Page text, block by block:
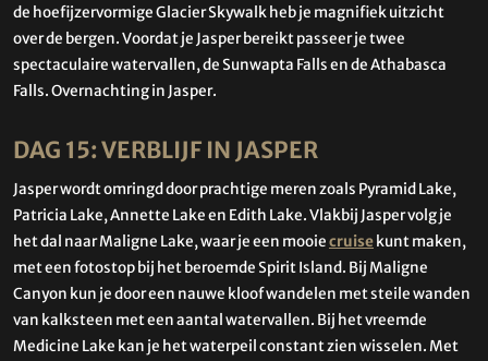
de hoefijzervormige Glacier Skywalk heb je magnifiek uitzicht
over de bergen. Voordat je Jasper bereikt passeer je twee
spectaculaire watervallen, de Sunwapta Falls en de Athabasca
Falls. Overnachting in Jasper.
DAG 15: VERBLIJF IN JASPER
Jasper wordt omringd door prachtige meren zoals Pyramid Lake,
Patricia Lake, Annette Lake en Edith Lake. Vlakbij Jasper volg je
het dal naar Maligne Lake, waar je een mooiecruise kunt maken,
met een fotostop bij het beroemde Spirit Island. Bij Maligne
Canyon kun je door een nauwe kloof wandelen met steile wanden
van kalksteen met een aantal watervallen. Bij het vreemde
Medicine Lake kan je het waterpeil constant zien wisselen. Met